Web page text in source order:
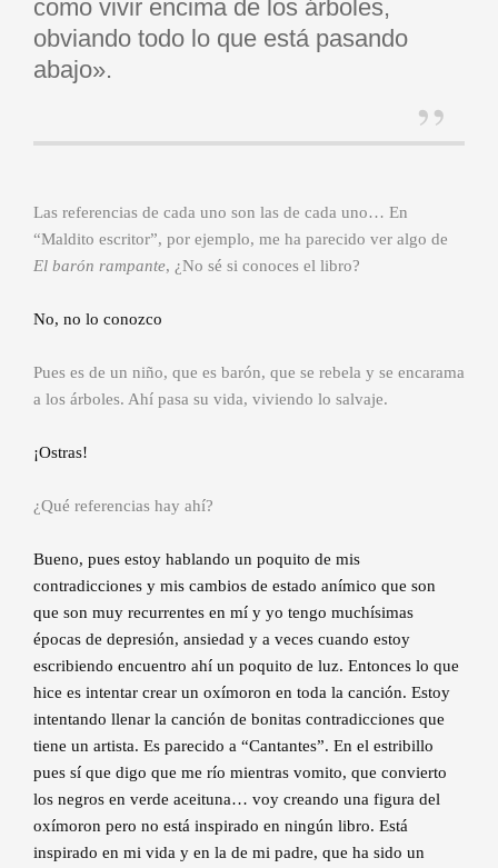
como vivir encima de los árboles,
obviando todo lo que está pasando
abajo».
Las referencias de cada uno son las de cada uno… En
“Maldito escritor”, por ejemplo, me ha parecido ver algo de
El barón rampante, ¿No sé si conoces el libro?
No, no lo conozco
Pues es de un niño, que es barón, que se rebela y se encarama
a los árboles. Ahí pasa su vida, viviendo lo salvaje.
¡Ostras!
¿Qué referencias hay ahí?
Bueno, pues estoy hablando un poquito de mis
contradicciones y mis cambios de estado anímico que son
que son muy recurrentes en mí y yo tengo muchísimas
épocas de depresión, ansiedad y a veces cuando estoy
escribiendo encuentro ahí un poquito de luz. Entonces lo que
hice es intentar crear un oxímoron en toda la canción. Estoy
intentando llenar la canción de bonitas contradicciones que
tiene un artista. Es parecido a “Cantantes”. En el estribillo
pues sí que digo que me río mientras vomito, que convierto
los negros en verde aceituna… voy creando una figura del
oxímoron pero no está inspirado en ningún libro. Está
inspirado en mi vida y en la de mi padre, que ha sido un